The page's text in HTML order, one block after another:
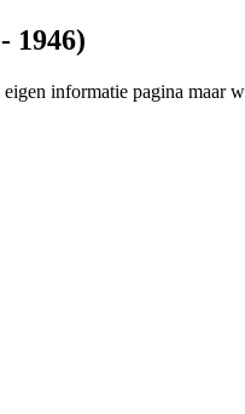
1946)
informatie pagina maar